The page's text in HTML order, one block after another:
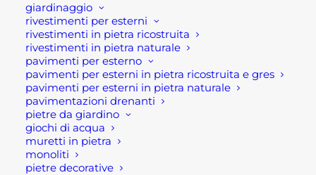
giardinaggio
rivestimenti per esterni
rivestimenti in pietra ricostruita
rivestimenti in pietra naturale
pavimenti per esterno
pavimenti per esterni in pietra ricostruita e gres
pavimenti per esterni in pietra naturale
pavimentazioni drenanti
pietre da giardino
giochi di acqua
muretti in pietra
monoliti
pietre decorative
Suggeriti
SET CACCIAVITI STANLEY 6 PZ
11,50€
POLTRONA SOSPESA A DONDOLO
NAUSICAA NERO
280,00
DISTANZIOMETRO LASER DISTANCE
MASTER COMPACT PRO